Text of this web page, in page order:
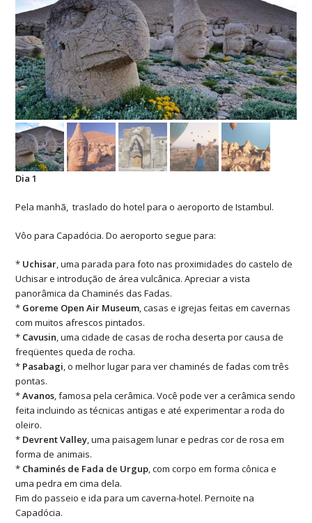
Dia 1
Pela manhã, traslado do hotel para o aeroporto de Istambul.
Vôo para Capadócia. Do aeroporto segue para:
* Uchisar, uma parada para foto nas proximidades do castelo de
Uchisar e introdução de área vulcânica. Apreciar a vista
panorâmica da Chaminés das Fadas.
* Goreme Open Air Museum, casas e igrejas feitas em cavernas
com muitos afrescos pintados.
* Cavusin, uma cidade de casas de rocha deserta por causa de
freqüentes queda de rocha.
* Pasabagi, o melhor lugar para ver chaminés de fadas com três
pontas.
*Avanos, famosa pela cerâmica. Você pode ver a cerâmica sendo
feita incluindo as técnicas antigas e até experimentar a roda do
oleiro.
* DevrentValley, uma paisagem lunar e pedras cor de rosa em
forma de animais.
* Chaminés de Fada de Urgup, com corpo em forma cônica e
uma pedra em cima dela.
Fim do passeio e ida para um caverna-hotel. Pernoite na
Capadócia.